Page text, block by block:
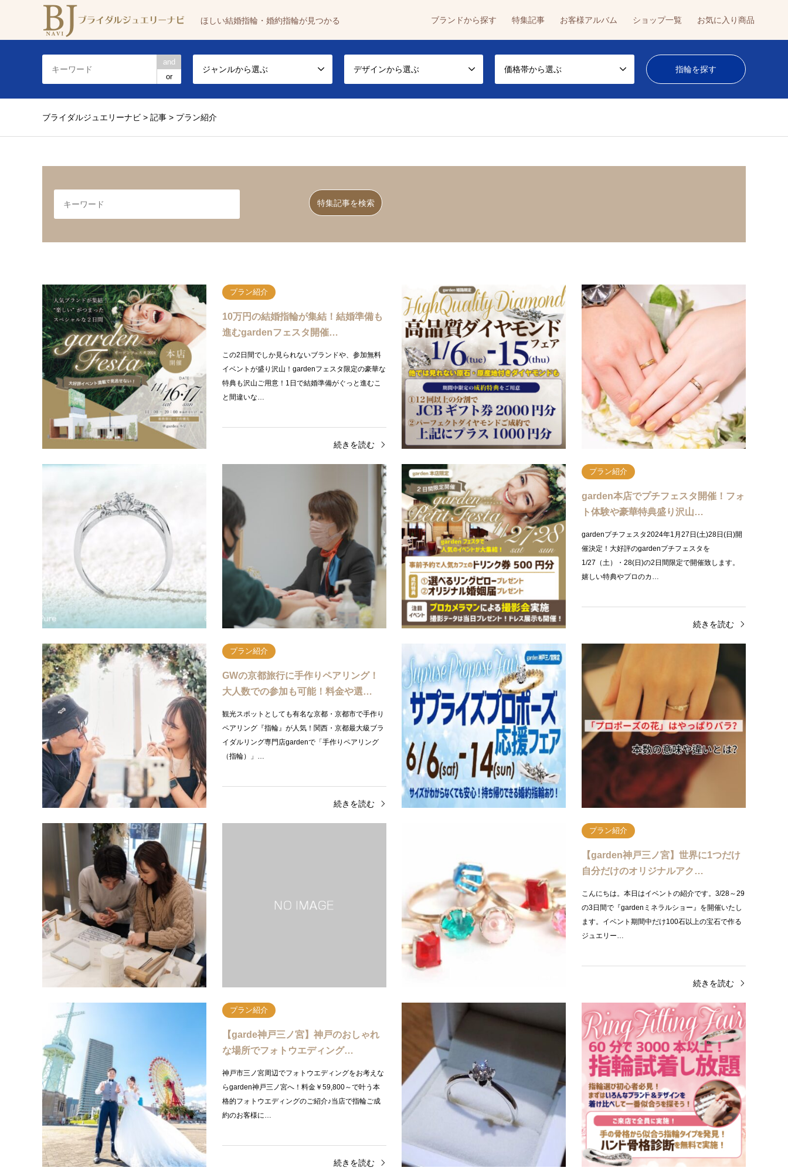
ほしい結婚指輪・婚約指輪が見つかる ブランドから探す 特集記事 お客様アルバム ショップ一覧 お気に入り商品
and
or
ジャンルから選ぶ デザインから選ぶ 価格帯から選ぶ
ブライダルジュエリーナビ > 記事 > プラン紹介
プラン紹介
10万円の結婚指輪が集結！結婚準備も
進むgardenフェスタ開催…
この2日間でしか見られないブランドや、参加無料
イベントが盛り沢山！gardenフェスタ限定の豪華な
特典も沢山ご用意！1日で結婚準備がぐっと進むこ
と間違いな…
続きを読む
ショップ紹介
1月6日～15日【高品質ダイヤモンドフ
ェア】開催～他では見れない…
2026年1月6日～15日限定【高品質ダイヤモンドフ
ェア】開催～他では見れない原石原産地付きダイヤ
モンド～これからプロポ―ズをお考えの方に必見で
す。プロポー…
続きを読む
<神戸・三ノ宮>サプライズでプロポー
ズをお考えの方必見!!銀の指…
みなさんこんにちは！今回はプロポーズをお考えの
方必見の『銀の指輪プラン』をご紹介致します！
「彼女の指のサイズがわからない…」、「選んだデ
ザインを気に…
続きを読む
プラン紹介
garden京都のハンド骨格診断｜カップ
ルに人気の婚約指輪,結婚…
Kokkaku Handgardenでの“特別な体験”生涯ともに
身に着けていく婚約・結婚指輪。幸せの象徴である
からこそ本当に似合う婚約・結婚指輪を見つけてほ
しい。そん…
続きを読む
プラン紹介
garden本店でプチフェスタ開催！フォ
ト体験や豪華特典盛り沢山…
gardenプチフェスタ2024年1月27日(土)28日(日)開
催決定！大好評のgardenプチフェスタを
1/27（土）・28(日)の2日間限定で開催致します。
嬉しい特典やプロのカ…
続きを読む
プラン紹介
GWの京都旅行に手作りペアリング！
大人数での参加も可能！料金や選…
観光スポットとしても有名な京都・京都市で手作り
ペアリング『指輪』が人気！関西・京都最大級ブラ
イダルリング専門店gardenで「手作りペアリング
（指輪）」…
続きを読む
ショップ紹介
「プロポーズしなくていいよ」は
嘘！？婚約指輪が必要な理由【神戸
三…
皆さまこんにちは！本日はプロポーズを迷っている
方に向けて、プロポーズをするべき理由をご紹介い
たします！なんだか気恥ずかしいし、彼女もしなく
ていいよ…
や、彼・彼女との記念日等に人気の手作りペアリン
ア 〜毎月 第2＆第4 …
数多くのブランド・デザインを着け比べできる指輪
選びをメインに、プロポーズ相談・フォトウェディ
ング相談・式場相談などのイベントが盛りだくさん
♡お二人を…
プラン紹介
【garden神戸三ノ宮】世界に1つだけ
自分だけのオリジナルアク…
こんにちは。本日はイベントの紹介です。3/28～29
の3日間で『gardenミネラルショー』を開催いたし
ます。イベント期間中だけ100石以上の宝石で作る
ジュエリー…
続きを読む
プラン紹介
【garde神戸三ノ宮】神戸のおしゃれ
な場所でフォトウエディング…
神戸市三ノ宮周辺でフォトウエディングをお考えな
らgarden神戸三ノ宮へ！料金￥59,800～で叶う本
格的フォトウエディングのご紹介♪当店で指輪ご成
約のお客様に…
続きを読む
プラン紹介
【なんば・心斎橋】サプライズプロポ
ーズにおすすめの「銀の指輪プラ…
そろそろ彼女にプロポーズをしたいとお考えの男性
様！婚約指輪はもうご用意されましたか？サプライ
ズでプロポーズを行う場合には、指輪のサイズや彼
女の好み…